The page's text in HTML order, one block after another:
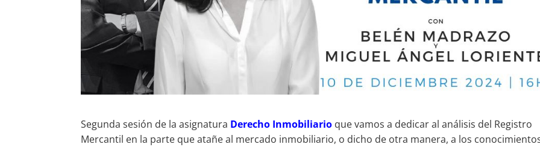
Segunda sesión de la asignatura Derecho Inmobiliario que vamos a dedicar al análisis del Registro
Mercantil en la parte que atañe al mercado inmobiliario, o dicho de otra manera, a los